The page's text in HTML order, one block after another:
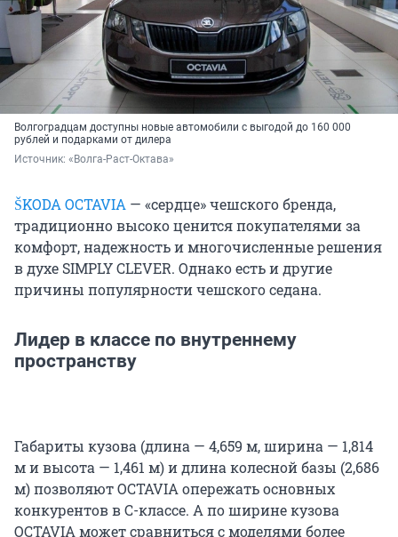
Волгоградцам доступны новые автомобили с выгодой до 160 000
рублей и подарками от дилера
Источник: «Волга-Раст-Октава»
ŠKODA OCTAVIA — «сердце» чешского бренда,
традиционно высоко ценится покупателями за
комфорт, надежность и многочисленные решения
в духе SIMPLY CLEVER. Однако есть и другие
причины популярности чешского седана.
Лидер в классе по внутреннему
пространству
Габариты кузова (длина — 4,659 м, ширина — 1,814
м и высота — 1,461 м) и длина колесной базы (2,686
м) позволяют OCTAVIA опережать основных
конкурентов в С-классе. А по ширине кузова
OCTAVIA может сравниться с моделями более